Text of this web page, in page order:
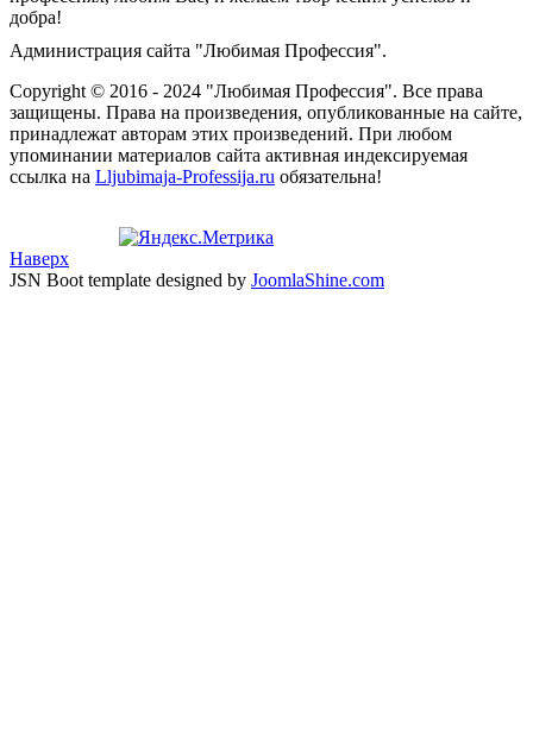
добра!
Администрация сайта "Любимая Профессия".
Copyright © 2016 - 2024 "Любимая Профессия". Все права
защищены. Права на произведения, опубликованные на сайте,
принадлежат авторам этих произведений. При любом
упоминании материалов сайта активная индексируемая
ссылка на Lljubimaja-Professija.ru обязательна!
Наверх
JSN Boot template designed by JoomlaShine.com